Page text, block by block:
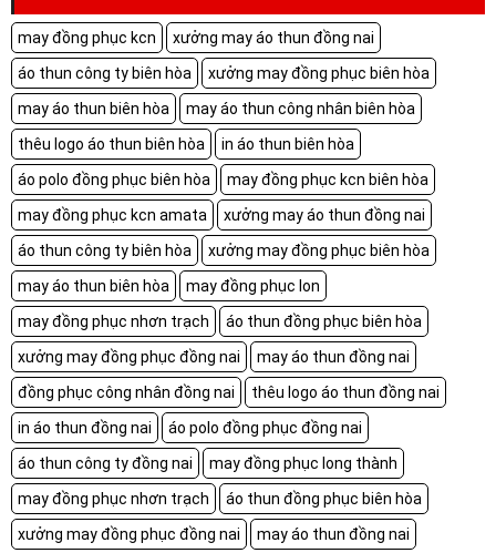
may đồng phục kcn
xưởng may áo thun đồng nai
áo thun công ty biên hòa
xưởng may đồng phục biên hòa
may áo thun biên hòa
may áo thun công nhân biên hòa
thêu logo áo thun biên hòa
in áo thun biên hòa
áo polo đồng phục biên hòa
may đồng phục kcn biên hòa
may đồng phục kcn amata
xưởng may áo thun đồng nai
áo thun công ty biên hòa
xưởng may đồng phục biên hòa
may áo thun biên hòa
may đồng phục lon
may đồng phục nhơn trạch
áo thun đồng phục biên hòa
xưởng may đồng phục đồng nai
may áo thun đồng nai
đồng phục công nhân đồng nai
thêu logo áo thun đồng nai
in áo thun đồng nai
áo polo đồng phục đồng nai
áo thun công ty đồng nai
may đồng phục long thành
may đồng phục nhơn trạch
áo thun đồng phục biên hòa
xưởng may đồng phục đồng nai
may áo thun đồng nai